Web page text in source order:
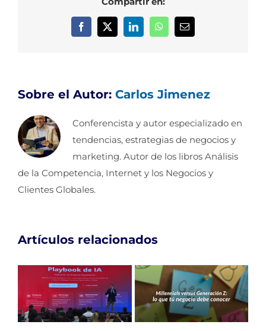
Facebook
X LinkedInWhatsAppCorreo
electrónico
Sobre el Autor: Carlos Jimenez
Conferencista y autor especializado en
tendencias, estrategias de negocios y
marketing. Autor de los libros Análisis
de la Competencia, Internet y los Negocios y
Clientes Globales.
Artículos relacionados